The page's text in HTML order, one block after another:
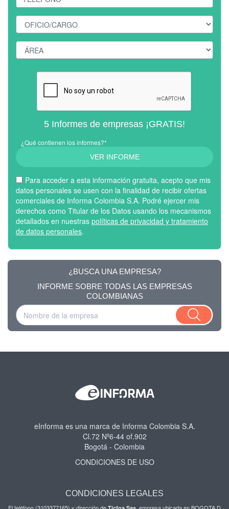
5 Informes de empresas ¡GRATIS!
¿Qué contienen los informes?*
VER INFORME
Para acceder a esta información gratuita, acepto que mis
datos personales se usen con la finalidad de recibir ofertas
comerciales de Informa Colombia S.A. Podré ejercer mis
derechos como Titular de los Datos usando los mecanismos
detallados en nuestras políticas de privacidad y tratamiento
de datos personales.
¿BUSCA UNA EMPRESA?
INFORME SOBRE TODAS LAS EMPRESAS
COLOMBIANAS
eInforma es una marca de Informa Colombia S.A.
Cl.72 Nº6-44 of.902
Bogotá - Colombia
CONDICIONES DE USO
CONDICIONES LEGALES